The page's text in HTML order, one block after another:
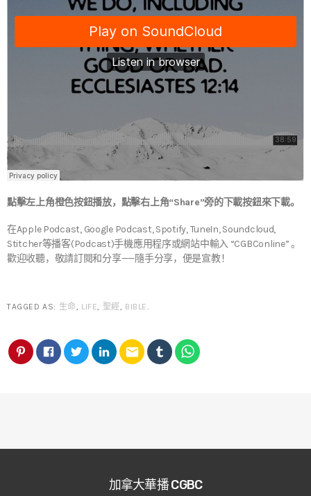
點擊左上角橙色按鈕播放，點擊右上角“Share”旁的下載按鈕來下載。
在Apple Podcast, Google Podcast, Spotify, TuneIn, Soundcloud,
Stitcher等播客(Podcast)手機應用程序或網站中輸入 “CGBConline” 。
歡迎收聽，敬請訂閱和分享——隨手分享，便是宣教！
TAGGED AS: 生命, LIFE, 聖經, BIBLE.
email
加拿大華播 CGBC